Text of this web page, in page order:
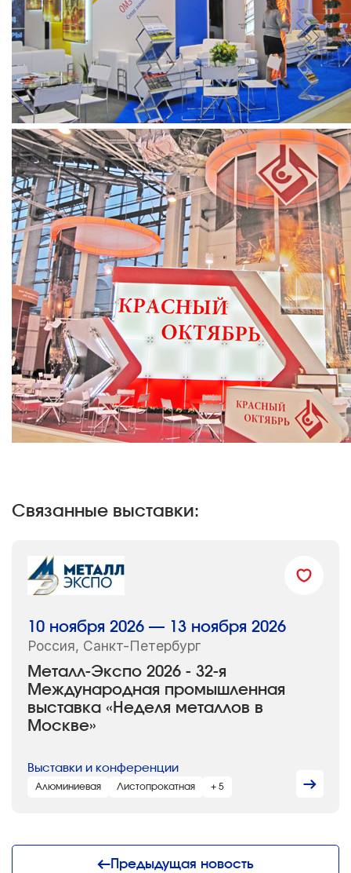
Связанные выставки:
Металл-Экспо 2026 - 32-я
Международная промышленная
выставка «Неделя металлов в
Москве»
10 ноября 2026 — 13 ноября 2026
Россия, Санкт-Петербург
Выставки и конференции
Алюминиевая Листопрокатная + 5
Предыдущая новость